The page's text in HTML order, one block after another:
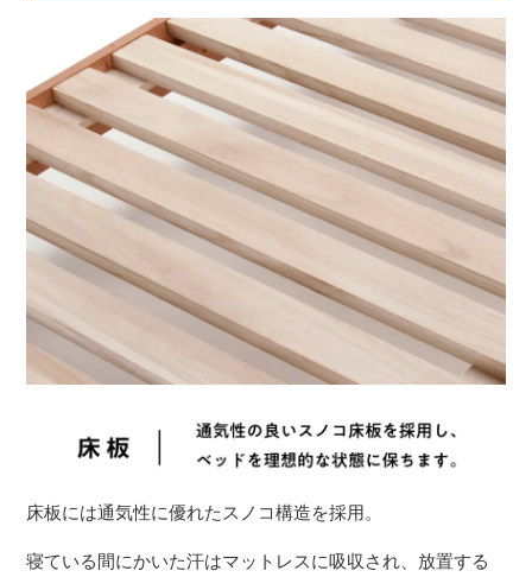
床板には通気性に優れたスノコ構造を採用。
寝ている間にかいた汗はマットレスに吸収され、放置する